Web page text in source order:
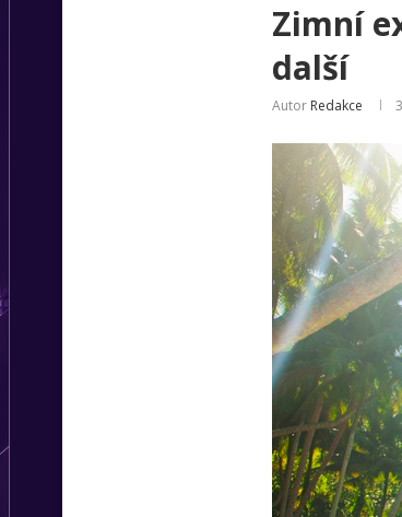
Zimní
další
Autor Redakce